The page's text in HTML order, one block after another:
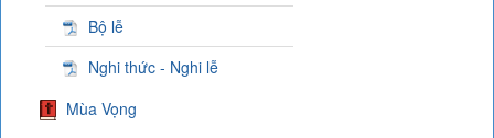
Bộ lễ
Nghi thức - Nghi lễ
Mùa Vọng